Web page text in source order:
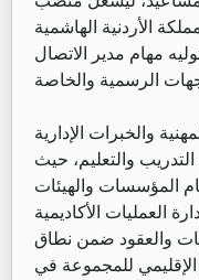
الأردنية الهاشمية
مهام مدير الاتصال
والخبرات الإدارية
والتعليم، حيث
المؤسسات والهيئات
العمليات الأكاديمية
والعقود ضمن نطاق
للمجموعة في